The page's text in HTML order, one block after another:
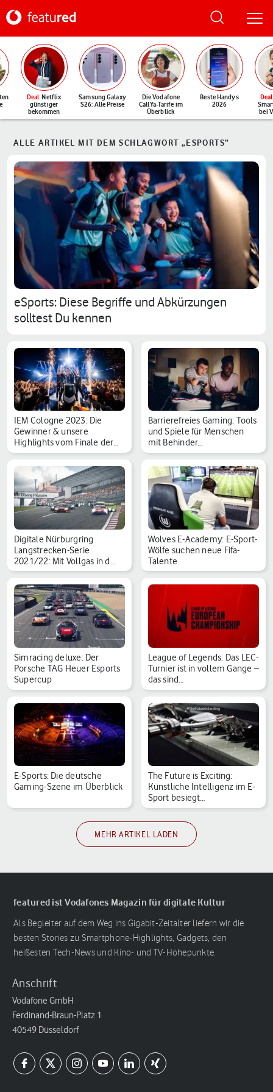
Deal: Netflix
günstiger
bekommen
Samsung Galaxy
S26: Alle Preise
Die Vodafone
CallYa-Tarife im
Überblick
Beste Handys
2026
Deal
bei
ALLE ARTIKEL MIT DEM SCHLAGWORT „ESPORTS“
eSports: Diese Begriffe und Abkürzungen
solltest Du kennen
IEM Cologne 2023: Die
Gewinner & unsere
Highlights vom Finale der…
Barrierefreies Gaming: Tools
und Spiele für Menschen
mit Behinder…
Digitale Nürburgring
Langstrecken-Serie
2021/22: Mit Vollgas in d…
Wolves E-Academy: E-Sport-
Wölfe suchen neue Fifa-
Talente
Simracing deluxe: Der
Porsche TAG Heuer Esports
Supercup
League of Legends: Das LEC-
Turnier ist in vollem Gange –
das sind…
E-Sports: Die deutsche
Gaming-Szene im Überblick
The Future is Exciting:
Künstliche Intelligenz im E-
Sport besiegt…
MEHR ARTIKEL LADEN
featured ist Vodafones Magazin für digitale Kultur
Als Begleiter auf dem Weg ins Gigabit-Zeitalter liefern wir die
besten Stories zu Smartphone-Highlights, Gadgets, den
heißesten Tech-News und Kino- und TV-Höhepunkte.
Anschrift
Vodafone GmbH
Ferdinand-Braun-Platz 1
40549 Düsseldorf